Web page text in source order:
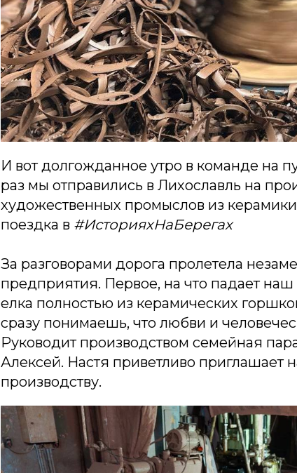
И вот долгожданное утро в команде на
раз мы отправились в Лихославль на
художественных промыслов из
поездка в #ИсторияхНаБерегах
За разговорами дорога пролетела
предприятия. Первое, на что падает
елка полностью из керамических
сразу понимаешь, что любви и
Руководит производством семейная
Алексей. Настя приветливо приглашает
производству.